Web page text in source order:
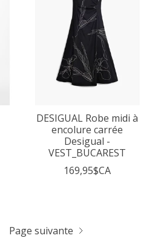
DESIGUAL Robe midi à
encolure carrée
Desigual -
VEST_BUCAREST
169,95$CA
Page suivante